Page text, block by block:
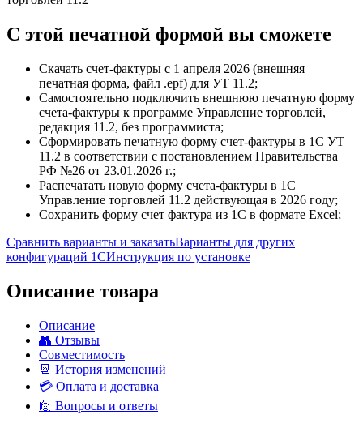
C этой печатной формой вы сможете
Скачать счет-фактуры с 1 апреля 2026 (внешняя
печатная форма, файл .epf) для УТ 11.2;
Самостоятельно подключить внешнюю печатную форму
счета-фактуры к программе Управление торговлей,
редакция 11.2, без программиста;
Сформировать печатную форму счет-фактуры в 1С УТ
11.2 в соответствии с постановлением Правительства
РФ №26 от 23.01.2026 г.;
Распечатать новую форму счета-фактуры в 1С
Управление торговлей 11.2 действующая в 2026 году;
Сохранить форму счет фактура из 1С в формате Excel;
Сравнить варианты и заказатьВарианты для других
конфигураций 1СИнструкция по установке
Описание товара
Описание
👥 Отзывы
Совместимость
📆 История изменений
💳 Оплата и доставка
🙋 Вопросы и ответы